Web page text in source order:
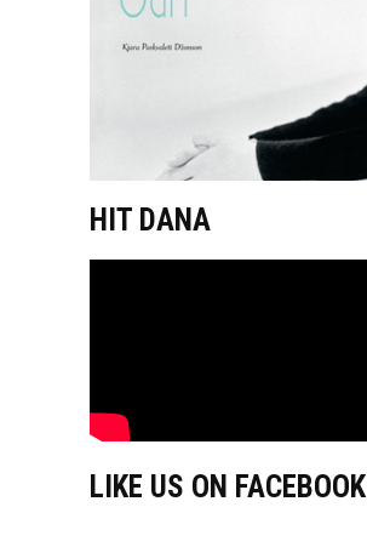
HIT DANA
LIKE US ON FACEBOOK